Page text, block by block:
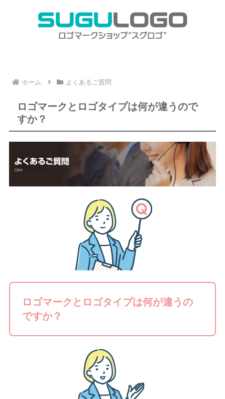
ホーム よくあるご質問
ロゴマークとロゴタイプは何が違うので
すか？
ロゴマークとロゴタイプは何が違うの
ですか？